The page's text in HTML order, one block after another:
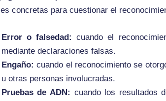
concretas para cuestionar el
Error o falsedad: cuando el
mediante declaraciones falsas.
Engaño: cuando el reconocimiento se
u otras personas involucradas.
Pruebas de ADN: cuando los resultados